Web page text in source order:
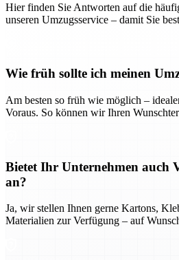
Hier finden Sie Antworten auf die
unseren Umzugsservice – damit Sie
Wie früh sollte ich meinen
Am besten so früh wie möglich –
Voraus. So können wir Ihren
Bietet Ihr Unternehmen auch
an?
Ja, wir stellen Ihnen gerne Kartons,
Materialien zur Verfügung – auf